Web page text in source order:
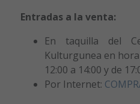
Entradas a la venta:
En taquilla del
Kulturgunea en
12:00 a 14:00 y de
Por Internet: